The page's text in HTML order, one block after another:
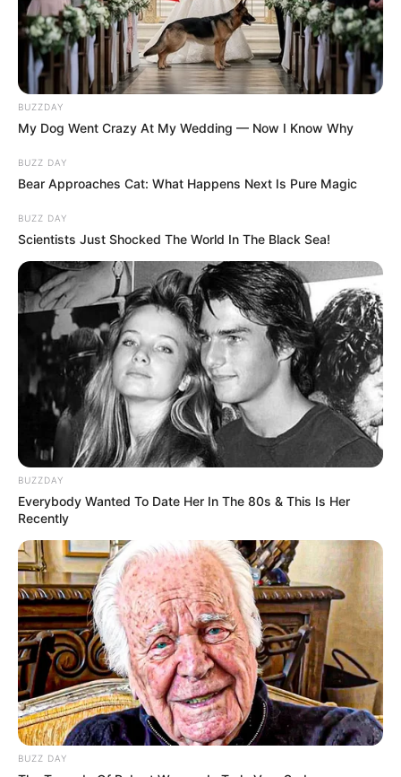
BUZZDAY
My Dog Went Crazy At My Wedding — Now I Know Why
BUZZ DAY
Bear Approaches Cat: What Happens Next Is Pure Magic
BUZZ DAY
Scientists Just Shocked The World In The Black Sea!
BUZZDAY
Everybody Wanted To Date Her In The 80s & This Is Her
Recently
BUZZ DAY